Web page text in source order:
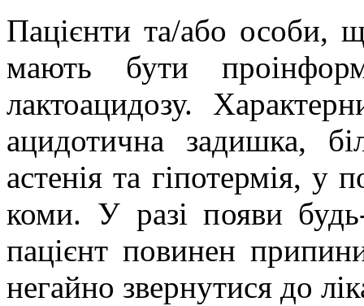
Пацієнти та/або особи,
мають бути
лактоацидозу.
ацидотична задишка,
астенія та гіпотермія,
коми. У разі появи
пацієнт повинен
негайно звернутися до